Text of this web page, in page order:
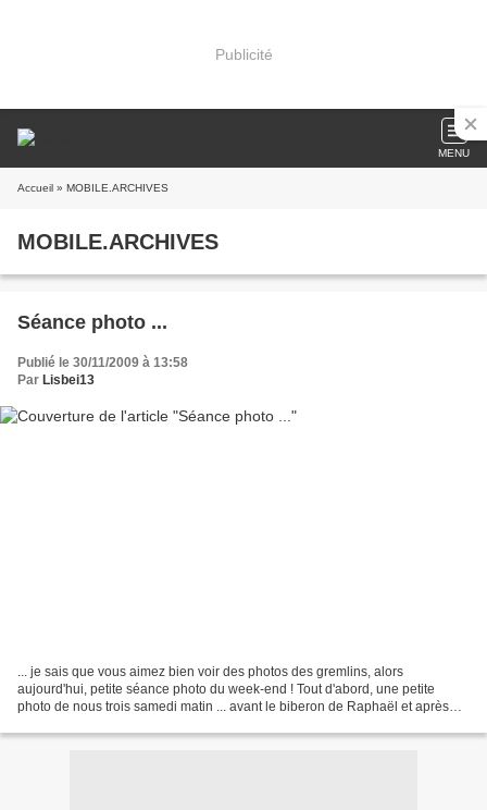
Publicité
MENU
Accueil » MOBILE.ARCHIVES
MOBILE.ARCHIVES
Séance photo ...
Publié le 30/11/2009 à 13:58
Par Lisbei13
... je sais que vous aimez bien voir des photos des gremlins, alors
aujourd'hui, petite séance photo du week-end ! Tout d'abord, une petite
photo de nous trois samedi matin ... avant le biberon de Raphaël et après